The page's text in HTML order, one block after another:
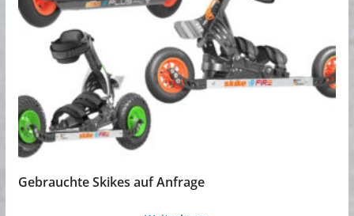
Gebrauchte Skikes auf Anfrage